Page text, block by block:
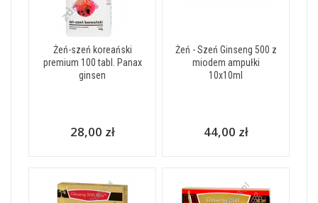
Żeń-szeń koreański
premium 100 tabl. Panax
ginsen
28,00 zł
Żeń - Szeń Ginseng 500 z
miodem ampułki
10x10ml
44,00 zł